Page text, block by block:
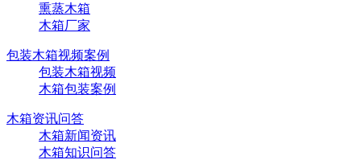
熏蒸木箱
木箱厂家
包装木箱视频案例
包装木箱视频
木箱包装案例
木箱资讯问答
木箱新闻资讯
木箱知识问答